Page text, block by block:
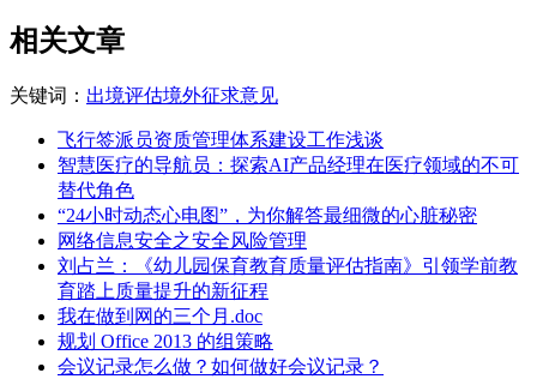
相关文章
关键词： 出境评估境外征求意见
飞行签派员资质管理体系建设工作浅谈
智慧医疗的导航员：探索AI产品经理在医疗领域的不可
替代角色
“24小时动态心电图”，为你解答最细微的心脏秘密
网络信息安全之安全风险管理
刘占兰：《幼儿园保育教育质量评估指南》引领学前教
育踏上质量提升的新征程
我在做到网的三个月.doc
规划 Office 2013 的组策略
会议记录怎么做？如何做好会议记录？